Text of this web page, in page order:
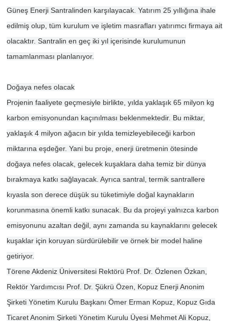
Güneş Enerji Santralinden karşılayacak. Yatırım 25 yıllığına ihale
edilmiş olup, tüm kurulum ve işletim masrafları yatırımcı firmaya ait
olacaktır. Santralin en geç iki yıl içerisinde kurulumunun
tamamlanması planlanıyor.
Doğaya nefes olacak
Projenin faaliyete geçmesiyle birlikte, yılda yaklaşık 65 milyon kg
karbon emisyonundan kaçınılması beklenmektedir. Bu miktar,
yaklaşık 4 milyon ağacın bir yılda temizleyebileceği karbon
miktarına eşdeğer. Yani bu proje, enerji üretmenin ötesinde
doğaya nefes olacak, gelecek kuşaklara daha temiz bir dünya
bırakmaya katkı sağlayacak. Ayrıca santral, termik santrallere
kıyasla son derece düşük su tüketimiyle doğal kaynakların
korunmasına önemli katkı sunacak. Bu da projeyi yalnızca karbon
emisyonunu azaltan değil, aynı zamanda su kaynaklarını gelecek
kuşaklar için koruyan sürdürülebilir ve örnek bir model haline
getiriyor.
Törene Akdeniz Üniversitesi Rektörü Prof. Dr. Özlenen Özkan,
Rektör Yardımcısı Prof. Dr. Şükrü Özen, Kopuz Enerji Anonim
Şirketi Yönetim Kurulu Başkanı Ömer Erman Kopuz, Kopuz Gıda
Ticaret Anonim Şirketi Yönetim Kurulu Üyesi Mehmet Ali Kopuz,